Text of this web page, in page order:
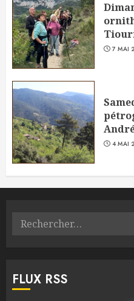
7 MAI
4 MAI
Rechercher :
FLUX RSS